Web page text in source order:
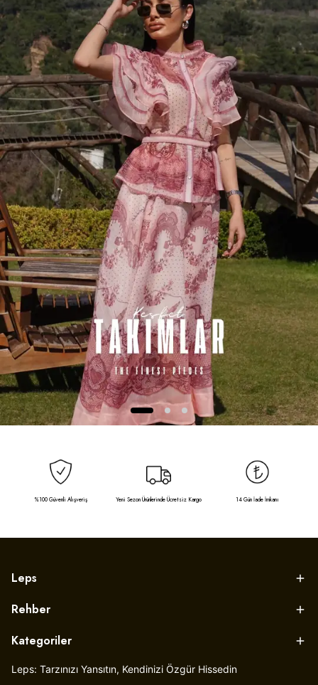
%100 Güvenli Alışveriş Yeni Sezon Ürünlerinde Ücretsiz Kargo 14 Gün İade İmkanı
Leps
Rehber
Kategoriler
Leps: Tarzınızı Yansıtın, Kendinizi Özgür Hissedin